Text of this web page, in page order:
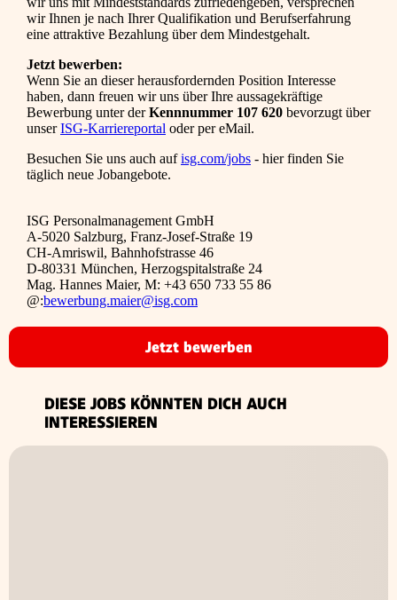
wir Ihnen je nach Ihrer Qualifikation und Berufserfahrung
eine attraktive Bezahlung über dem Mindestgehalt.
Jetzt bewerben:
Wenn Sie an dieser herausfordernden Position Interesse
haben, dann freuen wir uns über Ihre aussagekräftige
Bewerbung unter derKennnummer 107 620 bevorzugt über
unserISG-Karriereportal oder per eMail.
Besuchen Sie uns auch aufisg.com/jobs - hier finden Sie
täglich neue Jobangebote.
ISG Personalmanagement GmbH
A-5020 Salzburg, Franz-Josef-Straße 19
CH-Amriswil, Bahnhofstrasse 46
D-80331 München, Herzogspitalstraße 24
Mag. Hannes Maier, M: +43 650 733 55 86
@:bewerbung.maier@isg.com
Jetzt bewerben
DIESE JOBS KÖNNTEN DICH AUCH
INTERESSIEREN